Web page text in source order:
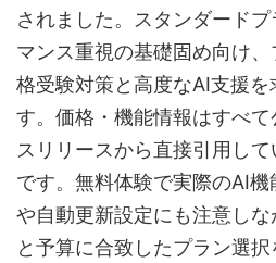
されました。スタンダード
マンス重視の基礎固め向け
格受験対策と高度なAI支援
す。価格・機能情報はすべ
スリリースから直接引用し
です。無料体験で実際のAI
や自動更新設定にも注意し
と予算に合致したプラン選択